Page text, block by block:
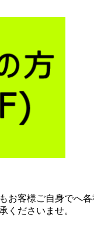
客様ご自身でへ
くださいませ。